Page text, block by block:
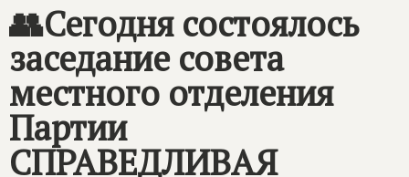
👥Сегодня состоялось
заседание совета
местного отделения
Партии
СПРАВЕДЛИВАЯ